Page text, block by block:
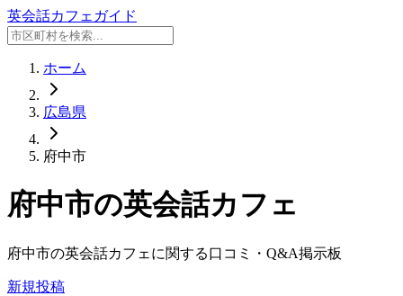
英会話カフェガイド
ホーム
広島県
府中市
府中市の英会話カフェ
府中市の英会話カフェに関する口コミ・Q&A掲示板
新規投稿